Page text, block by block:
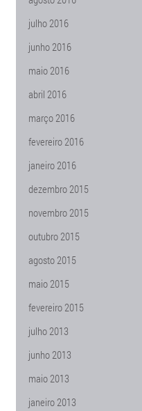
julho 2016
junho 2016
maio 2016
abril 2016
março 2016
fevereiro 2016
janeiro 2016
dezembro 2015
novembro 2015
outubro 2015
agosto 2015
maio 2015
fevereiro 2015
julho 2013
junho 2013
maio 2013
janeiro 2013